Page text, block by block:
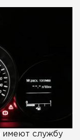
имеют службу